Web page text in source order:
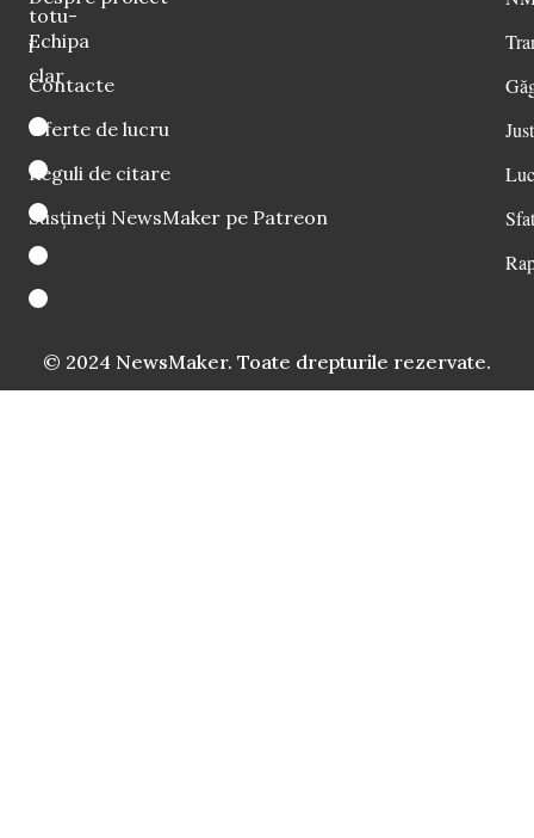
totu-
i
clar
Echipa
Contacte
Oferte de lucru
Reguli de citare
Susțineți NewsMaker pe Patreon
© 2024 NewsMaker. Toate drepturile rezervate.